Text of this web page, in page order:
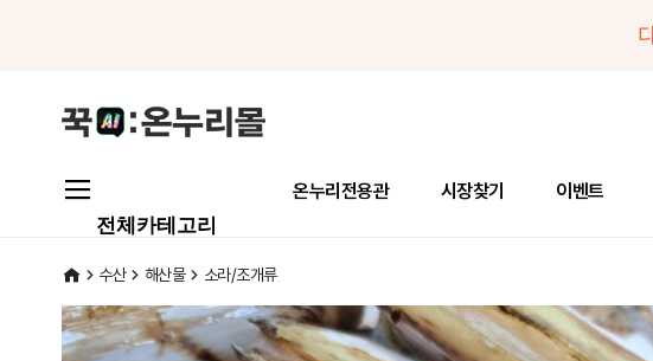
온누리전용관 시장찾기 이벤트
전체카테고리
수산 해산물 소라/조개류